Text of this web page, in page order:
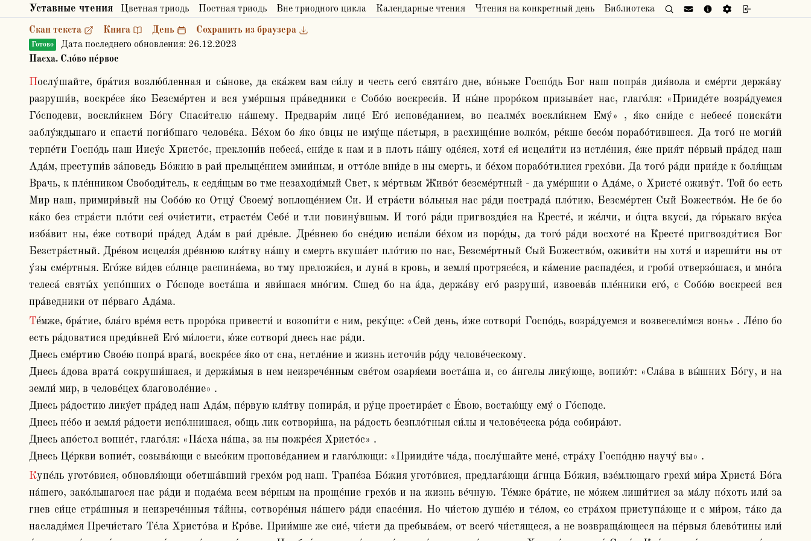
Уставные чтения Цветная триодь Постная триодь Вне триодного цикла Календарные чтения Чтения на конкретный день Библиотека
Скан текста Книга День Сохранить из браузера
Готово Дата последнего обновления: 26.12.2023
Пасха. Сло́во пе́рвое
Послу́шайте, бра́тия возлю́бленная и сы́нове, да ска́жем вам си́лу и честь сего́ свята́го дне, во́ньже Госпо́дь Бог наш попра́в дия́вола и сме́рти держа́ву
разруши́в, воскре́се я́ко Безсме́ртен и вся уме́ршыя пра́ведники с Собо́ю воскреси́в. И ны́не проро́ком призыва́ет нас, глаго́ля: «Прииде́те возра́дуемся
Го́сподеви, воскли́кнем Бо́гу Спаси́телю на́шему. Предвари́м лице́ Его́ испове́данием, во псалме́х воскли́кнем Ему́» , я́ко сни́де с небесе́ поиска́ти
заблу́ждьшаго и спасти́ поги́бшаго челове́ка. Бе́хом бо я́ко о́вцы не иму́ще па́стыря, в расхище́ние волко́м, ре́кше бесо́м порабо́тившеся. Да того́ не моги́й
терпе́ти Госпо́дь наш Иису́с Христо́с, преклони́в небеса́, сни́де к нам и в плоть на́шу оде́яся, хотя́ ея́ исцели́ти из истле́ния, е́же прия́т пе́рвый пра́дед наш
Ада́м, преступи́в за́поведь Бо́жию в раи́ прельще́нием змии́ным, и отто́ле вни́де в ны смерть, и бе́хом порабо́тилися грехо́ви. Да того́ ра́ди прии́де к боля́щым
Врачь, к пле́нником Свободи́тель, к седя́щым во тме незаходи́мый Свет, к ме́ртвым Живо́т безсме́ртный - да уме́ршии о Ада́ме, о Христе́ оживу́т. Той бо есть
Мир наш, примири́вый ны Собо́ю ко Отцу́ Своему́ воплоще́нием Си. И стра́сти во́льныя нас ра́ди пострада́ пло́тию, Безсме́ртен Сый Божество́м. Не бе бо
ка́ко без стра́сти пло́ти сея́ очи́стити, страсте́м Себе́ и тли повину́вшым. И того́ ра́ди пригвозди́ся на Кресте́, и же́лчи, и о́цта вкуси́, да го́рькаго вку́са
изба́вит ны, е́же сотвори́ пра́дед Ада́м в раи́ дре́вле. Дре́внею бо сне́дию испа́ли бе́хом из поро́ды, да того́ ра́ди восхоте́ на Кресте́ пригвозди́тися Бог
Безстра́стный. Дре́вом исцеля́я дре́внюю кля́тву на́шу и смерть вкуша́ет пло́тию по нас, Безсме́ртный Сый Божество́м, оживи́ти ны хотя́ и изреши́ти ны от
у́зы сме́ртныя. Его́же ви́дев со́лнце распина́ема, во тму преложи́ся, и луна́ в кровь, и земля́ протрясе́ся, и ка́мение распаде́ся, и гроби́ отверзо́шася, и мно́га
телеса́ святы́х успо́пших о Го́споде воста́ша и яви́шася мно́гим. Сшед бо на а́да, держа́ву его́ разруши́, извоева́в пле́нники его́, с Собо́ю воскреси́ вся
пра́ведники от пе́рваго Ада́ма.
Те́мже, бра́тие, бла́го вре́мя есть проро́ка привести́ и возопи́ти с ним, реку́ще: «Сей день, и́же сотвори́ Госпо́дь, возра́дуемся и возвесели́мся вонь» . Ле́по бо
есть ра́доватися преди́вней Его́ ми́лости, ю́же сотвори́ днесь нас ра́ди.
Днесь сме́ртию Свое́ю попра́ врага́, воскре́се я́ко от сна, нетле́ние и жизнь источи́в ро́ду челове́ческому.
Днесь а́дова врата́ сокруши́шася, и держи́мыя в нем неизрече́нным све́том озаря́еми воста́ша и, со а́нгелы лику́юще, вопию́т: «Сла́ва в вы́шних Бо́гу, и на
земли́ мир, в челове́цех благоволе́ние» .
Днесь ра́достию лику́ет пра́дед наш Ада́м, пе́рвую кля́тву попира́я, и ру́це простира́ет с Е́вою, востаю́щу ему́ о Го́споде.
Днесь не́бо и земля́ ра́дости испо́лнишася, общь лик сотвори́ша, на ра́дость безпло́тныя си́лы и челове́ческа ро́да собира́ют.
Днесь апо́стол вопие́т, глаго́ля: «Па́сха на́ша, за ны пожре́ся Христо́с» .
Днесь Це́ркви вопие́т, созыва́ющи с высо́ким пропове́данием и глаго́лющи: «Прииди́те ча́да, послу́шайте мене́, стра́ху Госпо́дню научу́ вы» .
Купе́ль угото́вися, обновля́ющи обетша́вший грехо́м род наш. Трапе́за Бо́жия угото́вися, предлага́ющи а́гнца Бо́жия, взе́млющаго грехи́ ми́ра Христа́ Бо́га
на́шего, зако́льшагося нас ра́ди и подае́ма всем ве́рным на проще́ние грехо́в и на жизнь ве́чную. Те́мже бра́тие, не мо́жем лиши́тися за ма́лу по́хоть или́ за
гнев си́це стра́шныя и неизрече́нныя та́йны, сотворе́ныя на́шего ра́ди спасе́ния. Но чи́стою душе́ю и те́лом, со стра́хом приступа́юще и с ми́ром, та́ко да
наслади́мся Пречи́стаго Те́ла Христо́ва и Кро́ве. Прии́мше же сие́, чи́сти да пребыва́ем, от всего́ чи́стящеся, а не возвраща́ющеся на пе́рвыя блево́тины или́